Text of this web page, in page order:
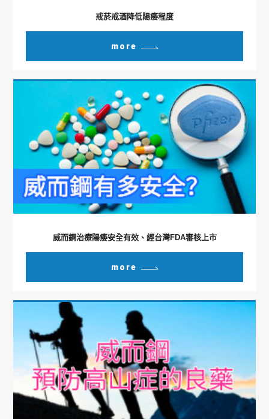
戒菸戒酒降低陽痿程度
more
威而鋼治療陽痿安全有效、經台灣FDA審核上市
more